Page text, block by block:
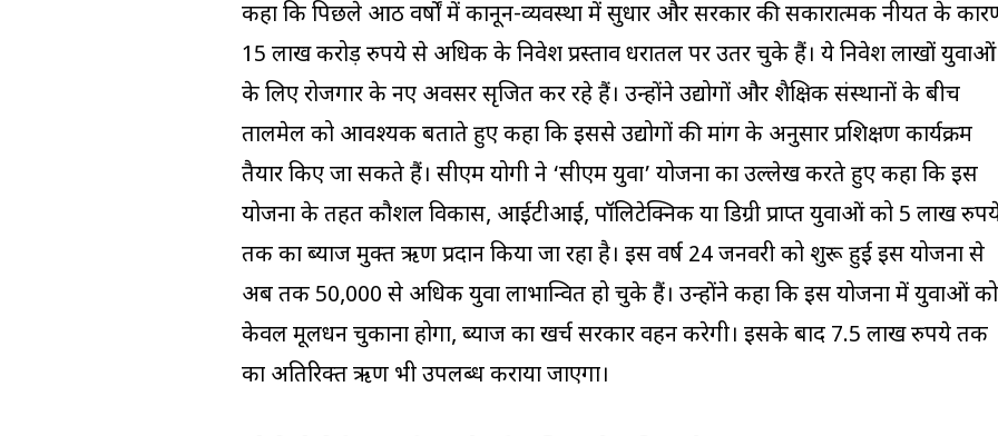
कहा कि पिछले आठ वर्षों में कानून-व्यवस्था में सुधार और सरकार की सकारात्मक नीयत के
15 लाख करोड़ रुपये से अधिक के निवेश प्रस्ताव धरातल पर उतर चुके हैं। ये निवेश लाखों युवाओं
के लिए रोजगार के नए अवसर सृजित कर रहे हैं। उन्होंने उद्योगों और शैक्षिक संस्थानों के बीच
तालमेल को आवश्यक बताते हुए कहा कि इससे उद्योगों की मांग के अनुसार प्रशिक्षण कार्यक्रम
तैयार किए जा सकते हैं। सीएम योगी ने ‘सीएम युवा’ योजना का उल्लेख करते हुए कहा कि इस
योजना के तहत कौशल विकास, आईटीआई, पॉलिटेक्निक या डिग्री प्राप्त युवाओं को 5 लाख
तक का ब्याज मुक्त ऋण प्रदान किया जा रहा है। इस वर्ष 24 जनवरी को शुरू हुई इस योजना से
अब तक 50,000 से अधिक युवा लाभान्वित हो चुके हैं। उन्होंने कहा कि इस योजना में युवाओं को
केवल मूलधन चुकाना होगा, ब्याज का खर्च सरकार वहन करेगी। इसके बाद 7.5 लाख रुपये तक
का अतिरिक्त ऋण भी उपलब्ध कराया जाएगा।